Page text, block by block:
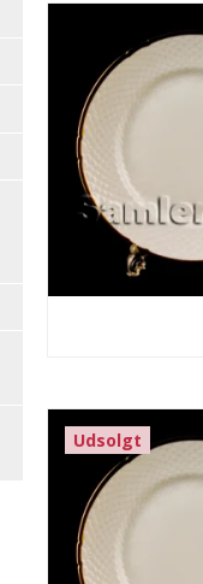
Udsolgt